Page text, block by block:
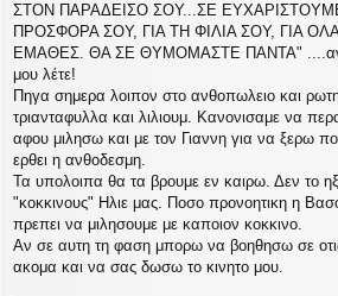
ΣΤΟΝ ΠΑΡΑΔΕΙΣΟ ΣΟΥ...ΣΕ
ΠΡΟΣΦΟΡΑ ΣΟΥ, ΓΙΑ ΤΗ ΦΙΛΙΑ ΣΟΥ, ΓΙΑ
ΕΜΑΘΕΣ. ΘΑ ΣΕ ΘΥΜΟΜΑΣΤΕ ΠΑΝΤΑ" ....αν
μου λέτε!
Πηγα σημερα λοιπον στο ανθοπωλειο και
τριανταφυλλα και λιλιουμ. Κανονισαμε να
αφου μιλησω και με τον Γιαννη για να ξερω
ερθει η ανθοδεσμη.
Τα υπολοιπα θα τα βρουμε εν καιρω. Δεν το
"κοκκινους" Ηλιε μας. Ποσο προνοητικη η
πρεπει να μιλησουμε με καποιον κοκκινο.
Αν σε αυτη τη φαση μπορω να βοηθησω σε
ακομα και να σας δωσω το κινητο μου.